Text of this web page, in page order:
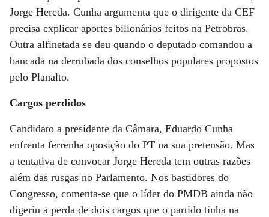
Jorge Hereda. Cunha argumenta que o dirigente da CEF
precisa explicar aportes bilionários feitos na Petrobras.
Outra alfinetada se deu quando o deputado comandou a
bancada na derrubada dos conselhos populares propostos
pelo Planalto.
Cargos perdidos
Candidato a presidente da Câmara, Eduardo Cunha
enfrenta ferrenha oposição do PT na sua pretensão. Mas
a tentativa de convocar Jorge Hereda tem outras razões
além das rusgas no Parlamento. Nos bastidores do
Congresso, comenta-se que o líder do PMDB ainda não
digeriu a perda de dois cargos que o partido tinha na